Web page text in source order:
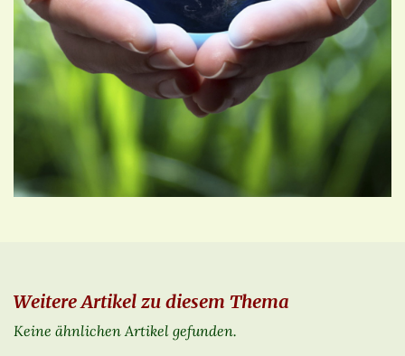
Weitere Artikel zu diesem Thema
Keine ähnlichen Artikel gefunden.